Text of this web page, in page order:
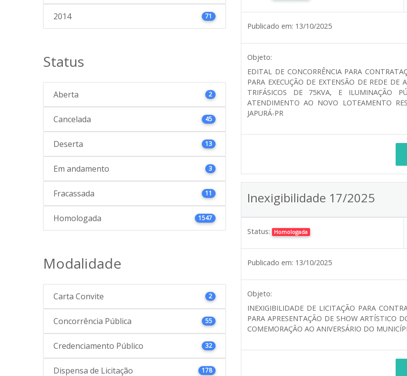
2014 71
Status
Aberta 2
Cancelada 45
Deserta 13
Em andamento 3
Fracassada 11
Homologada 1547
Modalidade
Carta Convite 2
Concorrência Pública 55
Credenciamento Público 32
Dispensa de Licitação 178
Publicado em: 13/10/2025
Objeto:
EDITAL DE CONCORRÊNCIA PARA
PARA EXECUÇÃO DE EXTENSÃO DE REDE
TRIFÁSICOS DE 75KVA, E ILUMINAÇÃO
ATENDIMENTO AO NOVO LOTEAMENTO
JAPURÁ-PR
Inexigibilidade 17/2025
Status: Homologada
Publicado em: 13/10/2025
Objeto:
INEXIGIBILIDADE DE LICITAÇÃO PARA
PARA APRESENTAÇÃO DE SHOW
COMEMORAÇÃO AO ANIVERSÁRIO DO